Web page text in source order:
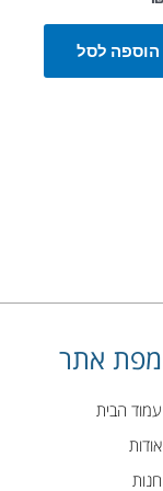
הוספה לסל
מפת אתר
עמוד הבית
אודות
חנות